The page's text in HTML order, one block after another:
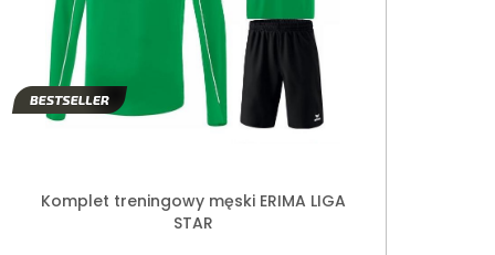
Komplet treningowy męski ERIMA LIGA
STAR